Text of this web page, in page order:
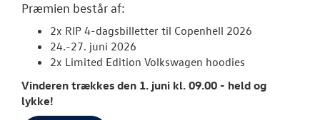
Præmien består af:
2x RIP 4-dagsbilletter til Copenhell 2026
24.-27. juni 2026
2x Limited Edition Volkswagen hoodies
Vinderen trækkes den 1. juni kl. 09.00 - held og
lykke!